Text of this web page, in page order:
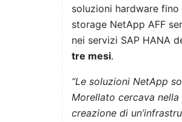
soluzioni hardware
storage NetApp AFF
nei servizi SAP HANA
tre mesi.
“Le soluzioni NetApp
Morellato cercava
creazione di